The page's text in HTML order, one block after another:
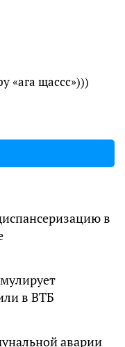
«ага щассс»)))
в
в ВТБ
аварии